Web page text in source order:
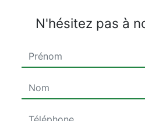
N'hésitez pas à